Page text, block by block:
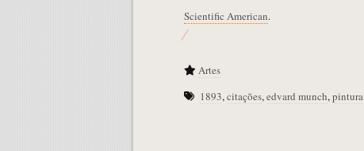
Scientific American.
Artes
1893,citações,edvard munch,pintura